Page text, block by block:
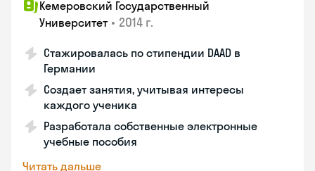
Кемеровский Государственный
Университет • 2014 г.
Стажировалась по стипендии DAAD в
Германии
Создает занятия, учитывая интересы
каждого ученика
Разработала собственные электронные
учебные пособия
Читать дальше